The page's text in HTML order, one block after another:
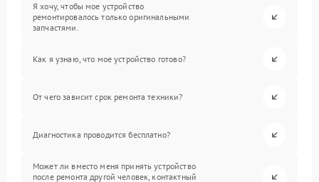
Я хочу, чтобы мое устройство
ремонтировалось только оригинальными
запчастями.
Как я узнаю, что мое устройство готово?
От чего зависит срок ремонта техники?
Диагностика проводится бесплатно?
Может ли вместо меня принять устройство
после ремонта другой человек, контактный